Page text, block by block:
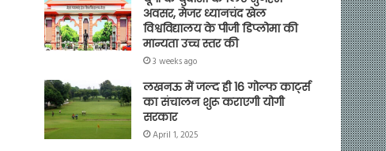
अवसर, मेजर ध्यानचंद खेल
विश्वविद्यालय के पीजी डिप्लोमा की
मान्यता उच्च स्तर की
3 weeks ago
लखनऊ में जल्द ही 16 गोल्फ कार्ट्स
का संचालन शुरू कराएगी योगी
सरकार
April 1, 2025